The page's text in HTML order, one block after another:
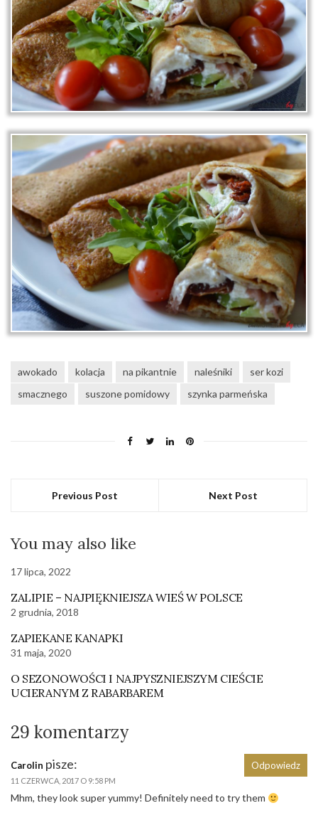
awokado kolacja na pikantnie naleśniki
ser kozi
smacznego
suszone pomidowy szynka parmeńska
Previous Post Next Post
You may also like
17 lipca, 2022
ZALIPIE – NAJPIĘKNIEJSZA WIEŚ W POLSCE
2 grudnia, 2018
ZAPIEKANE KANAPKI
31 maja, 2020
O SEZONOWOŚCI I NAJPYSZNIEJSZYM CIEŚCIE
UCIERANYM Z RABARBAREM
29 komentarzy
Carolin pisze:
11 CZERWCA, 2017 O 9:58 PM
Mhm, they look super yummy! Definitely need to try them
Odpowiedz